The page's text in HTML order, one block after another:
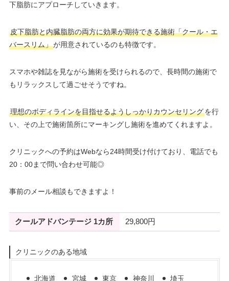
下脂肪にアプローチしていきます。
皮下脂肪と内臓脂肪の両方に効果が期待できる施術「クール・エ
バースリム」が用意されているのも特徴です。
スマホや雑誌を見ながら施術を受けられるので、長時間の施術で
もリラックスして過ごせそうですね。
理想のボディラインを目指せるようしっかりカウンセリングを行
い、その上で施術箇所にマーキングし施術を進めてくれますよ。
クリニックへの予約はWebなら24時間受け付けており、電話でも
20：00まで問い合わせ可能◎
事前のメール相談もできますよ！
クールアドバンテージ 1カ所 29,800円
クリニックのある地域
北海道 宮城 東京 神奈川 埼玉